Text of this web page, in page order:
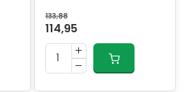
133,88
114,95